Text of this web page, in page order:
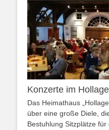
Konzerte im
Das Heimathaus
über eine große Diele,
Bestuhlung Sitzplätze